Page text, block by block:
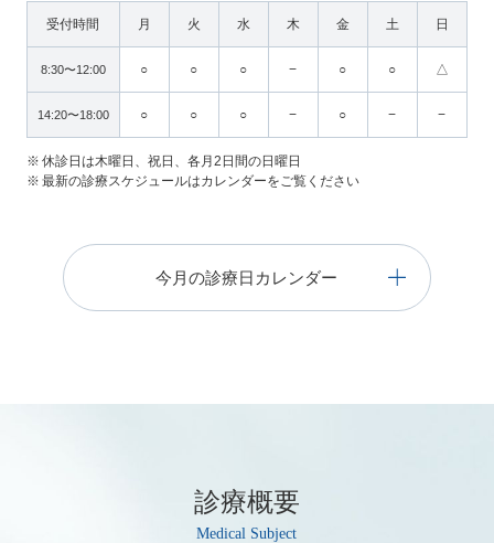
受付時間 月 火 水 木 金 土 日
8:30〜12:00 ○ ○ ○ − ○ ○ △
14:20〜18:00 ○ ○ ○ − ○ − −
休診日は木曜日、祝日、各月2日間の日曜日
最新の診療スケジュールはカレンダーをご覧ください
今月の診療日カレンダー
診療概要